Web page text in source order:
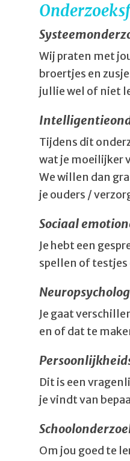
Wij praten met
broertjes en
jullie wel of niet
Tijdens dit
wat je moeilijker
We willen dan
je ouders /
Sociaal
Je hebt een
spellen of testjes
Je gaat
en of dat te
Dit is een
je vindt van
Om jou goed te